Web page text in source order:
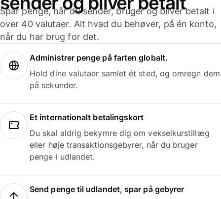
Spar penge, når du sender, bruger og bliver betalt i
over 40 valutaer. Alt hvad du behøver, på én konto,
når du har brug for det.
Administrer penge på farten globalt.
Hold dine valutaer samlet ét sted, og omregn dem
på sekunder.
Et internationalt betalingskort
Du skal aldrig bekymre dig om vekselkurstillæg
eller høje transaktionsgebyrer, når du bruger
penge i udlandet.
Send penge til udlandet, spar på gebyrer